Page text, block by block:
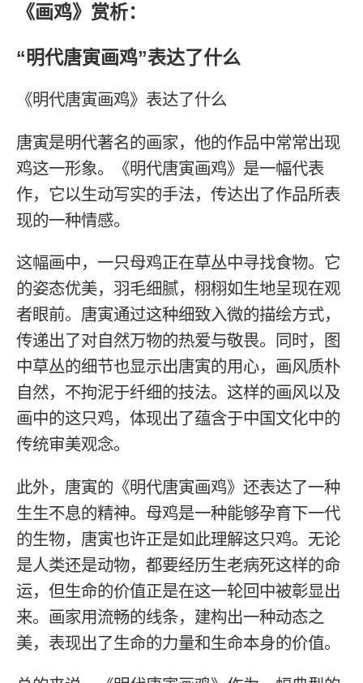
《画鸡》赏析：
“明代唐寅画鸡”表达了什么
《明代唐寅画鸡》表达了什么
唐寅是明代著名的画家，他的作品中常常出现
鸡这一形象。《明代唐寅画鸡》是一幅代表
作，它以生动写实的手法，传达出了作品所表
现的一种情感。
这幅画中，一只母鸡正在草丛中寻找食物。它
的姿态优美，羽毛细腻，栩栩如生地呈现在观
者眼前。唐寅通过这种细致入微的描绘方式，
传递出了对自然万物的热爱与敬畏。同时，图
中草丛的细节也显示出唐寅的用心，画风质朴
自然，不拘泥于纤细的技法。这样的画风以及
画中的这只鸡，体现出了蕴含于中国文化中的
传统审美观念。
此外，唐寅的《明代唐寅画鸡》还表达了一种
生生不息的精神。母鸡是一种能够孕育下一代
的生物，唐寅也许正是如此理解这只鸡。无论
是人类还是动物，都要经历生老病死这样的命
运，但生命的价值正是在这一轮回中被彰显出
来。画家用流畅的线条，建构出一种动态之
美，表现出了生命的力量和生命本身的价值。